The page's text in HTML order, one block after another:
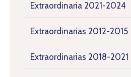
Extraordinaria 2021-2024
Extraordinarias 2012-2015
Extraordinarias 2018-2021